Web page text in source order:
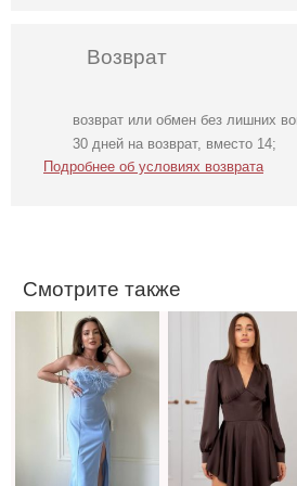
Возврат
возврат или обмен без лишних
30 дней на возврат, вместо 14;
Подробнее об условиях возврата
Смотрите также
Голубое
нарядное
облегающее
Коктейльное
короткое платье-
шорты